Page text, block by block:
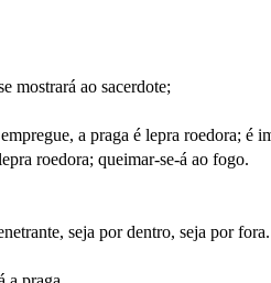
mostrará ao sacerdote;
a praga é lepra roedora; é
roedora; queimar-se-á ao fogo.
seja por dentro, seja por fora.